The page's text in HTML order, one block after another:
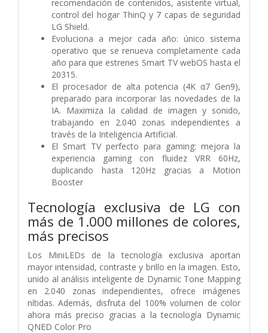
recomendación de contenidos, asistente virtual,
control del hogar ThinQ y 7 capas de seguridad
LG Shield.
Evoluciona a mejor cada año: único sistema
operativo que se renueva completamente cada
año para que estrenes Smart TV webOS hasta el
20315.
El procesador de alta potencia (4K α7 Gen9),
preparado para incorporar las novedades de la
IA. Maximiza la calidad de imagen y sonido,
trabajando en 2.040 zonas independientes a
través de la Inteligencia Artificial.
El Smart TV perfecto para gaming: mejora la
experiencia gaming con fluidez VRR 60Hz,
duplicando hasta 120Hz gracias a Motion
Booster
Tecnología exclusiva de LG con
más de 1.000 millones de colores,
más precisos
Los MiniLEDs de la tecnología exclusiva aportan
mayor intensidad, contraste y brillo en la imagen. Esto,
unido al análisis inteligente de Dynamic Tone Mapping
en 2.040 zonas independientes, ofrece imágenes
nítidas. Además, disfruta del 100% volumen de color
ahora más preciso gracias a la tecnología Dynamic
QNED Color Pro